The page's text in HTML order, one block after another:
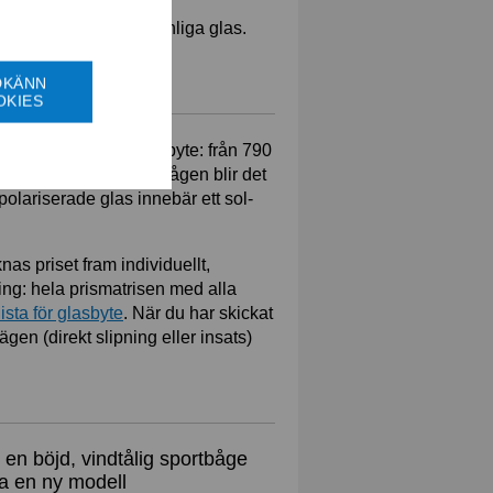
sätt som för vanliga glas.
som vid vanligt linsbyte: från 790
vi glas direkt i bågen blir det
glas innebär ett sol-
priset fram individuellt,
hela prismatrisen med alla
för glasbyte. När du har skickat
(direkt slipning eller insats)
böjd, vindtålig sportbåge
en ny modell